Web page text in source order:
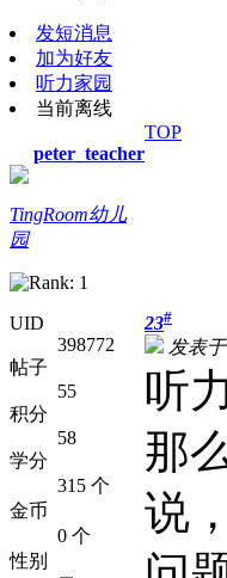
发短消息
加为好友
听力家园
当前离线
TOP
peter_teacher
TingRoom幼儿
园
UID
398772
帖子
55
积分
58
学分
315 个
金币
0 个
性别
23#
发表于
听
那
说